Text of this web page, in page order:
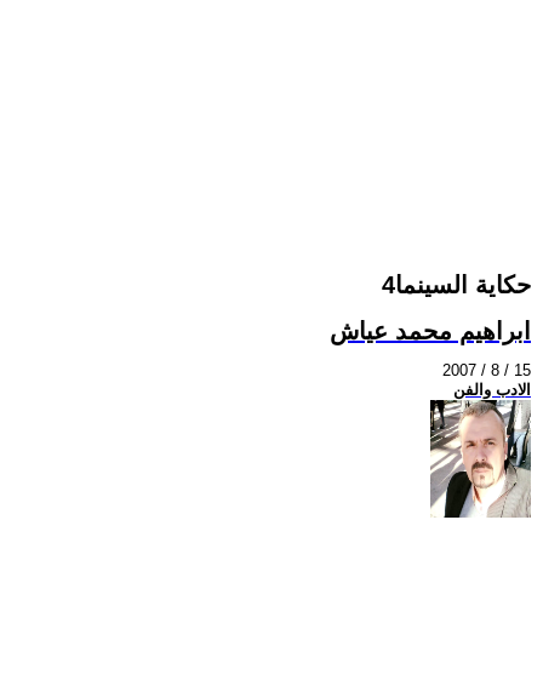
حكاية السينما4
ابراهيم محمد عياش
2007 / 8 / 15
الادب والفن